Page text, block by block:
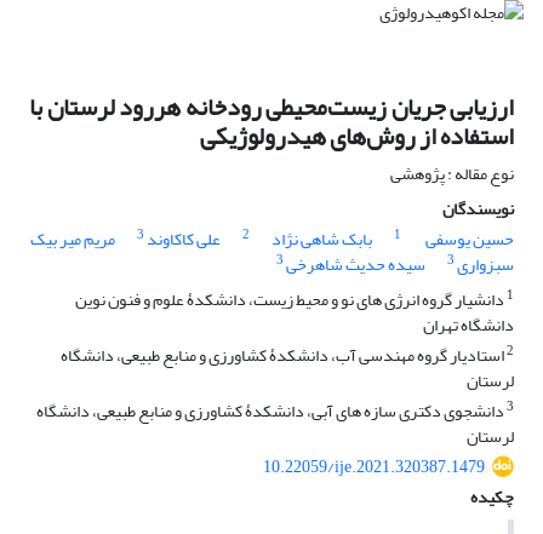
ارزیابی جریان زیست‌‌محیطی رودخانه هررود لرستان با
استفاده از روش‌های هیدرولوژیکی
نوع مقاله : پژوهشی
نویسندگان
حسین یوسفی
1 بابک شاهی نژاد 2 علی کاکاوند 3 مریم میر بیک
سبزواری3 سیده حدیث شاهرخی3
1 دانشیار گروه انرژی‏ های نو و محیط زیست، دانشکدۀ علوم و فنون نوین
دانشگاه تهران
2استادیار گروه مهندسی آب، دانشکدۀ کشاورزی و منابع طبیعی، دانشگاه
لرستان
3دانشجوی دکتری سازه‏ های آبی، دانشکدۀ کشاورزی و منابع طبیعی، دانشگاه
لرستان
10.22059/ije.2021.320387.1479
چکیده